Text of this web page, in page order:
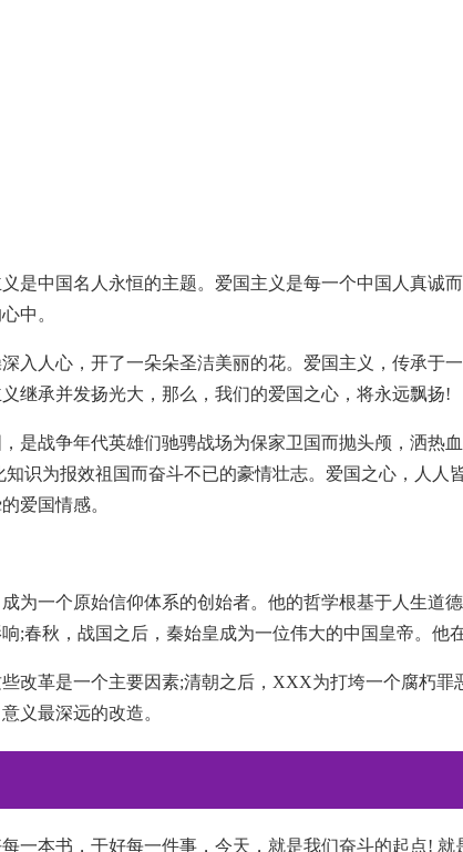
是中国名人永恒的主题。爱国主义是每一个中国人真
中。
入人心，开了一朵朵圣洁美丽的花。爱国主义，传承于
继承并发扬光大，那么，我们的爱国之心，将永远飘扬!
是战争年代英雄们驰骋战场为保家卫国而抛头颅，洒
识为报效祖国而奋斗不已的豪情壮志。爱国之心，人
爱国情感。
为一个原始信仰体系的创始者。他的哲学根基于人生
;春秋，战国之后，秦始皇成为一位伟大的中国皇帝。他
改革是一个主要因素;清朝之后，XXX为打垮一个腐朽
义最深远的改造。
一本书，干好每一件事，今天，就是我们奋斗的起点! 就